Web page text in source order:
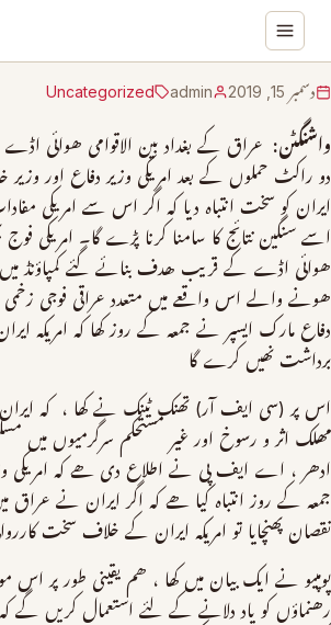
دسمبر 15, 2019 admin
Uncategorized
واشنگٹن: عراق کے بغداد بین الاقوامی ھوائی
دو راکٹ حملوں کے بعد امریکی وزیر دفاع اور
ایران کو سخت انتباہ دیا کہ اگر اس سے امریکی
اسے سنگین نتائج کا سامنا کرنا پڑے گا۔ امریکی فوج
ھوائی اڈے کے قریب ھدف بنائے گئے کمپاؤنڈ
ھونے والے اس واقعے میں متعدد عراقی فوجی
دفاع مارک ایسپر نے جمعہ کے روز کھا کہ امریکہ
برداشت نھیں کرے گا
اس پر (سی ایف آر) تھنک ٹینک نے کھا ، کہ ایران
مھلک اثر و رسوخ اور غیر مستحکم سرگرمیوں میں
ادھر ، اے ایف پی نے اطلاع دی ھے کہ امریکی
جمعہ کے روز انتباہ کیا ھے کہ اگر ایران نے عراق
نقصان پھنچایا تو امریکہ ایران کے خلاف سخت
پومپیو نے ایک بیان میں کھا ، ھم یقینی طور پر اس
رھنماؤں کو یاد دلانے کے لئے استعمال کریں گے